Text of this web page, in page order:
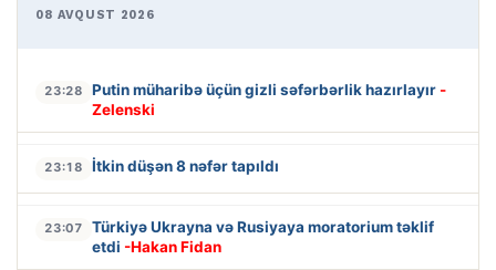
08 AVQUST 2026
23:28 Putin müharibə üçün gizli səfərbərlik hazırlayır -
Zelenski
23:18 İtkin düşən 8 nəfər tapıldı
23:07
Türkiyə Ukrayna və Rusiyaya moratorium təklif
etdi -Hakan Fidan